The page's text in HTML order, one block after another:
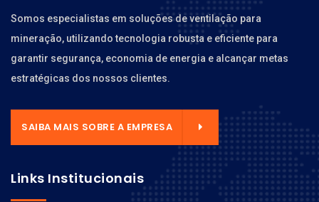
Somos especialistas em soluções de ventilação para
mineração, utilizando tecnologia robusta e eficiente para
garantir segurança, economia de energia e alcançar metas
estratégicas dos nossos clientes.
SAIBA MAIS SOBRE A EMPRESA
Links Institucionais